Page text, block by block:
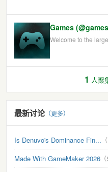
Games
Welcome to the
1 人聚
最新讨论（更多）
Is Denuvo's Dominance Fin...
Made With GameMaker 2026